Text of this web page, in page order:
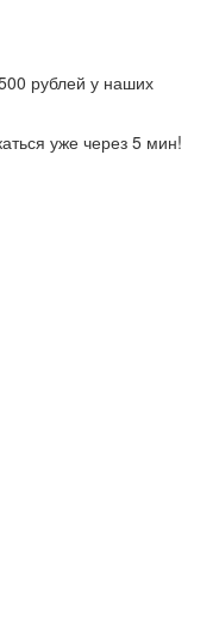
рублей у наших
уже через 5 мин!